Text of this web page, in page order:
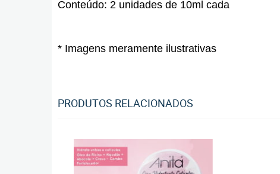
Conteúdo: 2 unidades de 10ml cada
* Imagens meramente ilustrativas
PRODUTOS RELACIONADOS